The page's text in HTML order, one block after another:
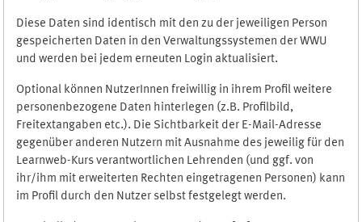
Diese Daten sind identisch mit den zu der jeweiligen Person
gespeicherten Daten in den Verwaltungssystemen der WWU
und werden bei jedem erneuten Login aktualisiert.
Optional können NutzerInnen freiwillig in ihrem Profil weitere
personenbezogene Daten hinterlegen (z.B. Profilbild,
Freitextangaben etc.). Die Sichtbarkeit der E-Mail-Adresse
gegenüber anderen Nutzern mit Ausnahme des jeweilig für den
Learnweb-Kurs verantwortlichen Lehrenden (und ggf. von
ihr/ihm mit erweiterten Rechten eingetragenen Personen) kann
im Profil durch den Nutzer selbst festgelegt werden.